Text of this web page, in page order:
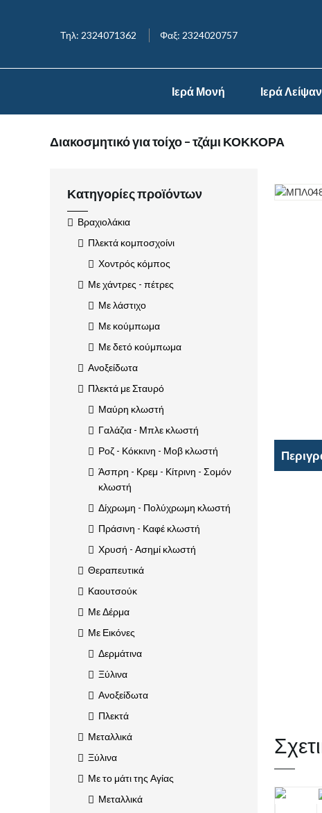
Τηλ: 2324071362 Φαξ: 2324020757
Ιερά Μονή Ιερά
Διακοσμητικό για τοίχο – τζάμι ΚΟΚΚΟΡΑ
Κατηγορίες προϊόντων
Βραχιολάκια
Πλεκτά κομποσχοίνι
Χοντρός κόμπος
Με χάντρες - πέτρες
Με λάστιχο
Με κούμπωμα
Με δετό κούμπωμα
Ανοξείδωτα
Πλεκτά με Σταυρό
Μαύρη κλωστή
Γαλάζια - Μπλε κλωστή
Ροζ - Κόκκινη - Μοβ κλωστή
Άσπρη - Κρεμ - Κίτρινη - Σομόν
κλωστή
Δίχρωμη - Πολύχρωμη κλωστή
Πράσινη - Καφέ κλωστή
Χρυσή - Ασημί κλωστή
Θεραπευτικά
Καουτσούκ
Με Δέρμα
Με Εικόνες
Δερμάτινα
Ξύλινα
Ανοξείδωτα
Πλεκτά
Μεταλλικά
Ξύλινα
Με το μάτι της Αγίας
Μεταλλικά